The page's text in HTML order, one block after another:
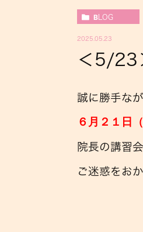
BLOG
2025.05.23
＜5/23
誠に勝手なが
６月２１日
院長の講習
ご迷惑をお